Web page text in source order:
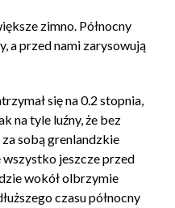
zimno. Północny
a przed nami zarysowują
się na 0.2 stopnia,
na tyle luźny, że bez
sobą grenlandzkie
wszystko jeszcze przed
wokół olbrzymie
czasu północny